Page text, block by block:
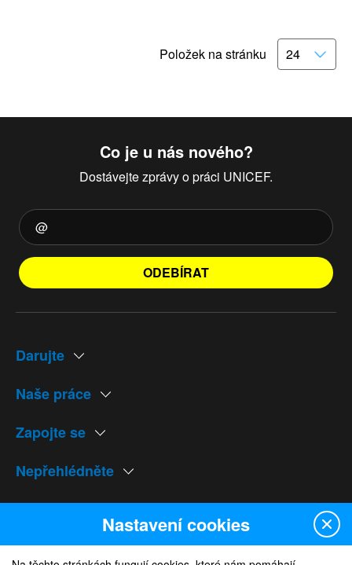
Položek na stránku
Co je u nás nového?
Dostávejte zprávy o práci UNICEF.
ODEBÍRAT
Darujte
Naše práce
Zapojte se
Nepřehlédněte
Naše weby
Nastavení cookies